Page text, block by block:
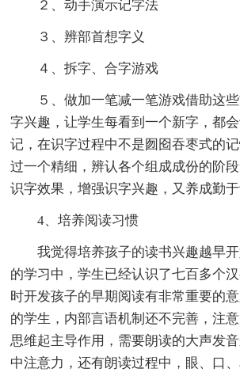
２、动手演示记字法
３、辨部首想字义
４、拆字、合字游戏
５、做加一笔减一笔游戏借助这些
字兴趣，让学生每看到一个新字，都
记，在识字过程中不是囫囵吞枣式的
过一个精细，辨认各个组成成份的阶
识字效果，增强识字兴趣，又养成勤于
4、培养阅读习惯
我觉得培养孩子的读书兴趣越早开
的学习中，学生已经认识了七百多个
时开发孩子的早期阅读有非常重要的
的学生，内部言语机制还不完善，注
思维起主导作用，需要朗读的大声发
中注意力，还有朗读过程中，眼、口